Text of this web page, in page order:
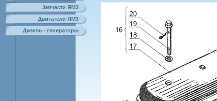
3апчасти ЯМ3
Двигатели ЯМ3
Дизель - генераторы